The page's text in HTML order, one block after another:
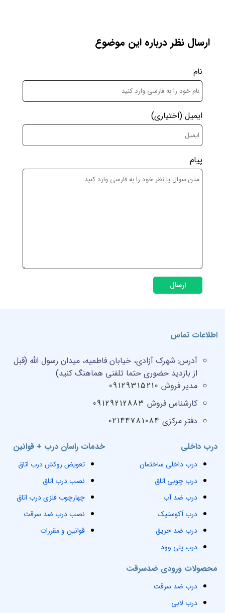
ارسال نظر درباره این موضوع
نام
ایمیل (اختیاری)
پیام
ارسال
خدمات راسان درب + قوانین
تعویض روکش درب اتاق
نصب درب اتاق
چهارچوب فلزی درب اتاق
نصب درب ضد سرقت
قوانین و مقررات
محصولات ورودی ضدسرقت
درب ضد سرقت
درب لابی
درب داخلی
درب داخلی ساختمان
درب چوبی اتاق
درب ضد آب
درب آکوستیک
درب ضد حریق
درب پلی وود
اطلاعات تماس
آدرس: شهرک آزادی، خیابان فاطمیه، میدان رسول الله (قبل
از بازدید حضوری حتما تلفنی هماهنگ کنید)
مدیر فروش 09129315210
کارشناس فروش 09129212883
دفتر مرکزی 02144781084